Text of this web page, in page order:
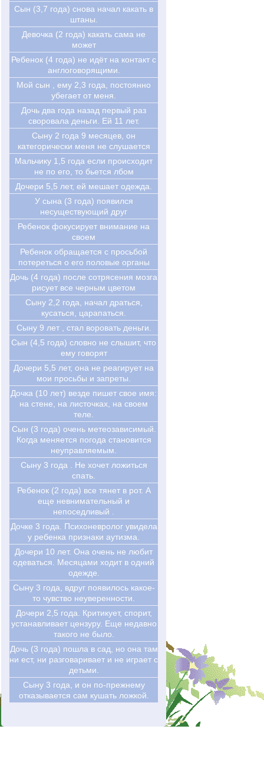
Сын (3,7 года) снова начал какать в
штаны.
Девочка (2 года) какать сама не
может
Ребенок (4 года) не идёт на контакт с
англоговорящими.
Мой сын , ему 2,3 года, постоянно
убегает от меня.
Дочь два года назад первый раз
своровала деньги. Ей 11 лет.
Cыну 2 года 9 месяцев, он
категорически меня не слушается
Мальчику 1,5 года если происходит
не по его, то бьется лбом
Дочери 5,5 лет, ей мешает одежда.
У сына (3 года) появился
несуществующий друг
Ребенок фокусирует внимание на
своем
Ребенок обращается с просьбой
потереться о его половые органы
Дочь (4 года) после сотрясения мозга
рисует все черным цветом
Сыну 2,2 года, начал драться,
кусаться, царапаться.
Сыну 9 лет , стал воровать деньги.
Сын (4,5 года) словно не слышит, что
ему говорят
Дочери 5,5 лет, она не реагирует на
мои просьбы и запреты.
Дочка (10 лет) везде пишет свое имя:
на стене, на листочках, на своем
теле.
Сын (3 года) очень метеозависимый.
Когда меняется погода становится
неуправляемым.
Сыну 3 года . Не хочет ложиться
спать.
Ребенок (2 года) все тянет в рот. А
еще невнимательный и
непоседливый .
Дочке 3 года. Психоневролог увидела
у ребенка признаки аутизма.
Дочери 10 лет. Она очень не любит
одеваться. Месяцами ходит в одний
одежде.
Сыну 3 года, вдруг появилось какое-
то чувство неуверенности.
Дочери 2,5 года. Критикует, спорит,
устанавливает цензуру. Еще недавно
такого не было.
Дочь (3 года) пошла в сад, но она там
ни ест, ни разговаривает и не играет с
детьми.
Сыну 3 года, и он по-прежнему
отказывается сам кушать ложкой.